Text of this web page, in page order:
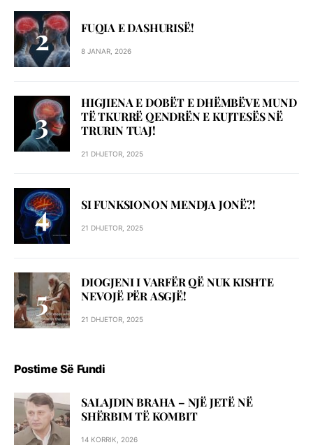
FUQIA E DASHURISË!
8 JANAR, 2026
HIGJIENA E DOBËT E DHËMBËVE MUND
TË TKURRË QENDRËN E KUJTESËS NË
TRURIN TUAJ!
21 DHJETOR, 2025
SI FUNKSIONON MENDJA JONË?!
21 DHJETOR, 2025
DIOGJENI I VARFËR QË NUK KISHTE
NEVOJË PËR ASGJË!
21 DHJETOR, 2025
Postime Së Fundi
SALAJDIN BRAHA – NJЁ JETЁ NЁ
SHЁRBIM TЁ KOMBIT
14 KORRIK, 2026